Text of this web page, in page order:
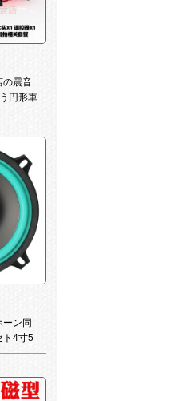
の震音
円形車
音に
す。
色を
ーン同
ト4寸5
適用し